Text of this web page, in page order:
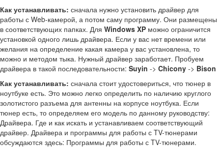
Как устанавливать: сначала нужно установить драйвер для
работы с Web-камерой, а потом саму программу. Они размещены
в соответствующих папках. Для Windows XP можно ограничится
установкой одного лишь драйвера. Если у вас нет времени или
желания на определение какая камера у вас установлена, то
можно и методом тыка. Нужный драйвер заработает. Пробуем
драйвера в такой последовательности: Suyin -> Chicony -> Bison
Как устанавливать: сначала стоит удостовериться, что тюнер в
ноутбуке есть. Это можно легко определить по наличию круглого
золотистого разъема для антенны на корпусе ноутбука. Если
тюнер есть, то определяем его модель по данному руководству:
Драйвера. Где и как искать и устанавливаем соответствующий
драйвер. Драйвера и программы для работы с TV-тюнерами
обсуждаются здесь: Программы для работы с TV-тюнерами.